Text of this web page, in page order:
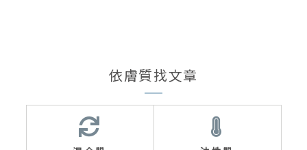
依膚質找文章